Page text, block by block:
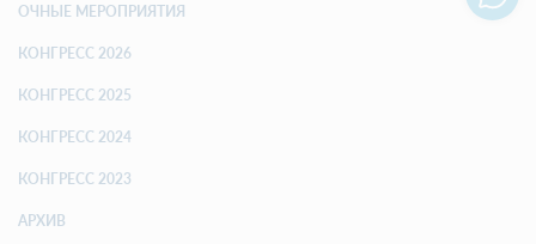
ОЧНЫЕ МЕРОПРИЯТИЯ
КОНГРЕСС 2026
КОНГРЕСС 2025
КОНГРЕСС 2024
КОНГРЕСС 2023
АРХИВ